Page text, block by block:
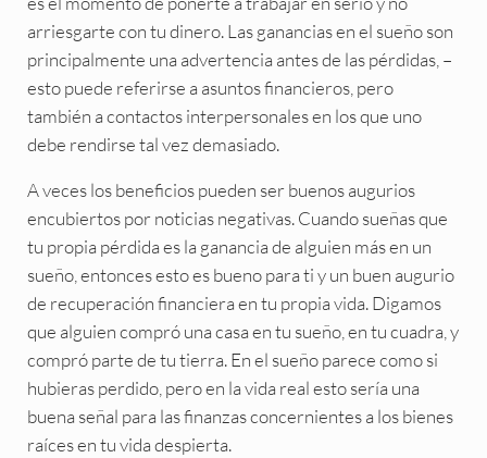
arriesgarte con tu dinero. Las ganancias en el sueño son
principalmente una advertencia antes de las pérdidas, –
esto puede referirse a asuntos financieros, pero
también a contactos interpersonales en los que uno
debe rendirse tal vez demasiado.
A veces los beneficios pueden ser buenos augurios
encubiertos por noticias negativas. Cuando sueñas que
tu propia pérdida es la ganancia de alguien más en un
sueño, entonces esto es bueno para ti y un buen augurio
de recuperación financiera en tu propia vida. Digamos
que alguien compró una casa en tu sueño, en tu cuadra, y
compró parte de tu tierra. En el sueño parece como si
hubieras perdido, pero en la vida real esto sería una
buena señal para las finanzas concernientes a los bienes
raíces en tu vida despierta.